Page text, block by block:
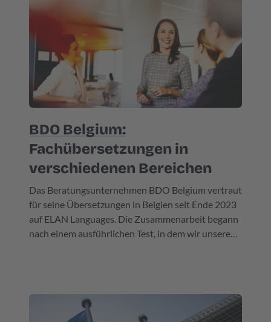
beauftragte ELAN Languages mit der Untertitelung
seiner Schulungsvideos in 13 Sprachen.
BDO Belgium:
Fachübersetzungen in
verschiedenen Bereichen
Das Beratungsunternehmen BDO Belgium vertraut
für seine Übersetzungen in Belgien seit Ende 2023
auf ELAN Languages. Die Zusammenarbeit begann
nach einem ausführlichen Test, in dem wir unsere
Fachübersetzer(innen) zum Einsatz.